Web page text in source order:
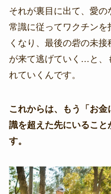
それが裏目に出て、愛の
常識に従ってワクチン
くなり、最後の砦の未
が来て逃げていく…と、
れていくんです。
これからは、もう「お
識を超えた先にいること
す。